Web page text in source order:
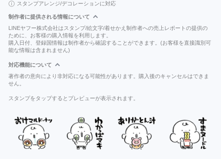
スタンプアレンジ/デコレーションに対応
制作者に提供される情報について
LINEヤフー株式会社はスタンプ/絵文字/着せかえ制作者への売上レポートの提供の
ために、お客様の購入情報を利用します。
購入日付、登録国情報は制作者から確認することができます。(お客様を直接識別可
能な情報は含まれません)
対応機能について
著作者の意向により非対応になる可能性があります。購入後のキャンセルはできま
せん。
スタンプをタップするとプレビューが表示されます。